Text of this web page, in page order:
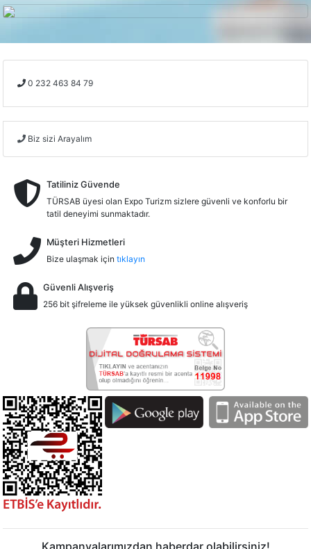
0 232 463 84 79
Biz sizi Arayalım
Tatiliniz Güvende
TÜRSAB üyesi olan Expo Turizm sizlere güvenli ve konforlu bir
tatil deneyimi sunmaktadır.
Müşteri Hizmetleri
Bize ulaşmak için tıklayın
Güvenli Alışveriş
256 bit şifreleme ile yüksek güvenlikli online alışveriş
Kampanyalarımızdan haberdar olabilirsiniz!